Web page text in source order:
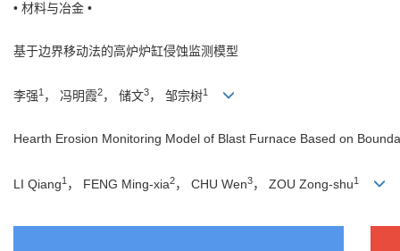
• 材料与冶金 •
基于边界移动法的高炉炉缸侵蚀监测模型
李强1 ， 冯明霞2， 储文3， 邹宗树1
Hearth Erosion Monitoring Model of Blast Furnace Based on
LI Qiang1 ， FENG Ming-xia2， CHU Wen3， ZOU Zong-shu1